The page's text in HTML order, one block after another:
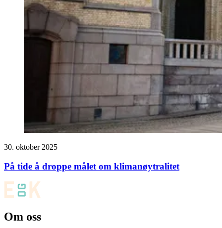
30. oktober 2025
På tide å droppe målet om klimanøytralitet
Om oss